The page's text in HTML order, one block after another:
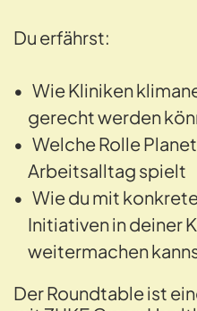
Du erfährst:
Wie Kliniken
gerecht werden
Welche Rolle
Arbeitsalltag spielt
Wie du mit
Initiativen in deiner
weitermachen
Der Roundtable ist